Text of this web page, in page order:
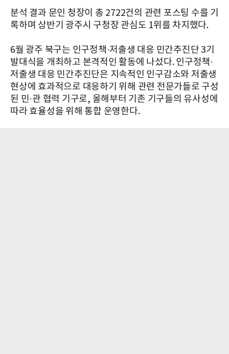
분석 결과 문인 청장이 총 2722건의 관련 포스팅 수를 기
록하며 상반기 광주시 구청장 관심도 1위를 차지했다.
6월 광주 북구는 인구정책·저출생 대응 민간추진단 3기
발대식을 개최하고 본격적인 활동에 나섰다. 인구정책·
저출생 대응 민간추진단은 지속적인 인구감소와 저출생
현상에 효과적으로 대응하기 위해 관련 전문가들로 구성
된 민·관 협력 기구로, 올해부터 기존 기구들의 유사성에
따라 효율성을 위해 통합 운영한다.